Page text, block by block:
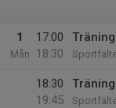
1
Mån
17:00
18:30
18:30
19:45